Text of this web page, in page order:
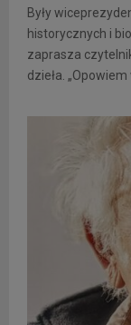
Były
historycznych i
zaprasza
dzieła. „Opowiem